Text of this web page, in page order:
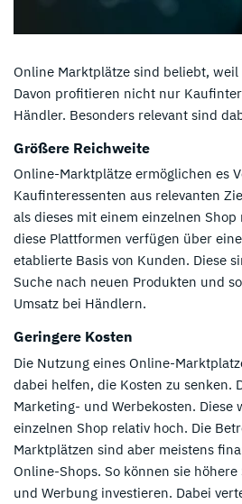
Online Marktplätze sind beliebt, weil
Davon profitieren nicht nur
Händler. Besonders relevant sind
Größere Reichweite
Online-Marktplätze ermöglichen es
Kaufinteressenten aus relevanten
als dieses mit einem einzelnen
diese Plattformen verfügen über
etablierte Basis von Kunden. Diese
Suche nach neuen Produkten und
Umsatz bei Händlern.
Geringere Kosten
Die Nutzung eines Online-
dabei helfen, die Kosten zu senken.
Marketing- und Werbekosten. Diese
einzelnen Shop relativ hoch. Die
Marktplätzen sind aber meistens
Online-Shops. So können sie
und Werbung investieren. Dabei